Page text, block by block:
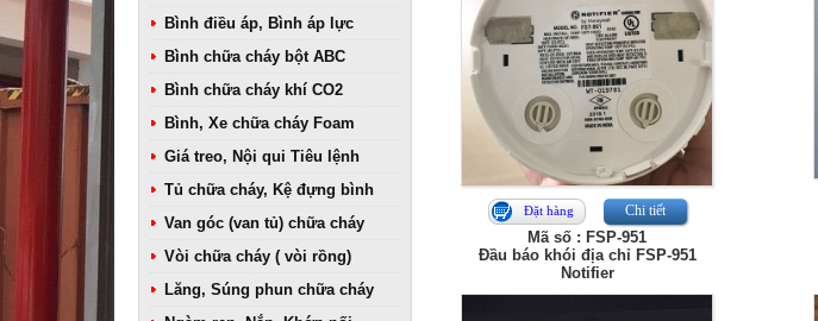
Bình điều áp, Bình áp lực
Bình chữa cháy bột ABC
Bình chữa cháy khí CO2
Bình, Xe chữa cháy Foam
Giá treo, Nội qui Tiêu lệnh
Tủ chữa cháy, Kệ đựng bình
Van góc (van tủ) chữa cháy
Vòi chữa cháy ( vòi rồng)
Lăng, Súng phun chữa cháy
Đặt hàng Chi tiết
Mã số : FSP-951
Đầu báo khói địa chỉ FSP-951
Notifier